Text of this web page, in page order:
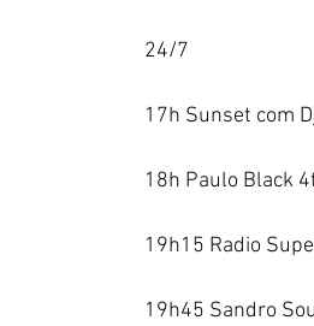
24/7
17h Sunset com
18h Paulo Black
19h15 Radio
19h45 Sandro